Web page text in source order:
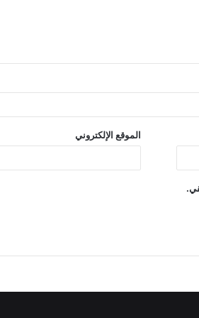
الموقع الإلكتروني